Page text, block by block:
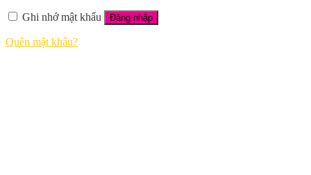
Ghi nhớ mật khẩu Đăng nhập
Quên mật khẩu?